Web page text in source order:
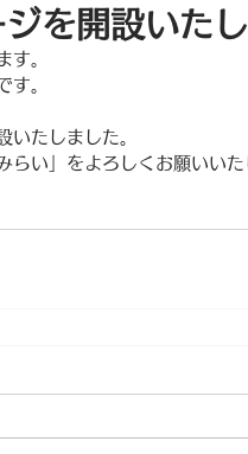
を開設いたし
す。
す。
いたしました。
らい」をよろしくお願いいた